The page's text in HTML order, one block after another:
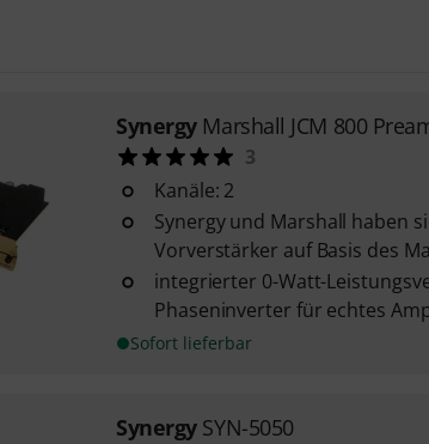
Synergy Marshall JCM 800
3
Kanäle: 2
Synergy und Marshall haben
Vorverstärker auf Basis des
integrierter 0-Watt-
Phaseninverter für echtes
Sofort lieferbar
Synergy SYN-5050